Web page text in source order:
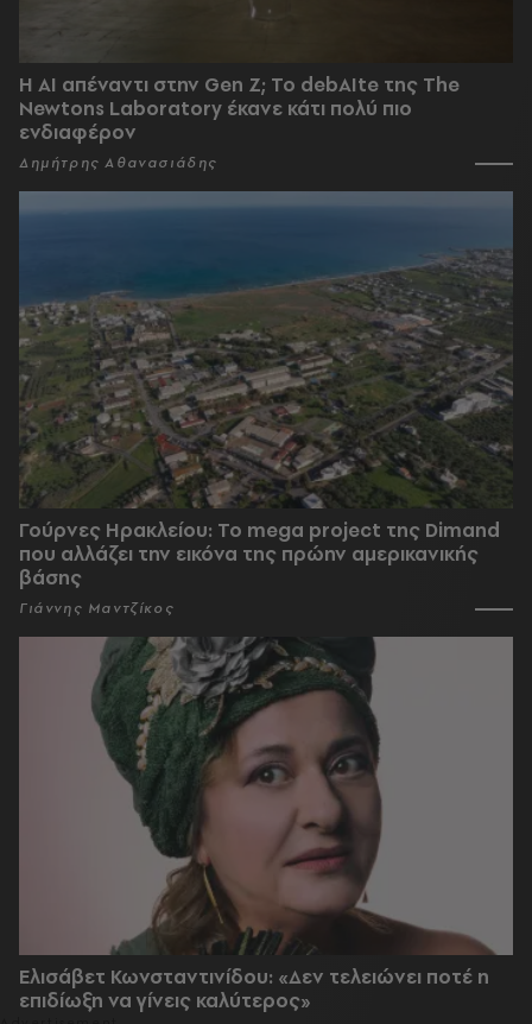
Η AI απέναντι στην Gen Z; Το debAIte της The
Newtons Laboratory έκανε κάτι πολύ πιο
ενδιαφέρον
Δημήτρης Αθανασιάδης
Γούρνες Ηρακλείου: To mega project της Dimand
που αλλάζει την εικόνα της πρώην αμερικανικής
βάσης
Γιάννης Μαντζίκος
Ελισάβετ Κωνσταντινίδου: «Δεν τελειώνει ποτέ η
επιδίωξη να γίνεις καλύτερος»